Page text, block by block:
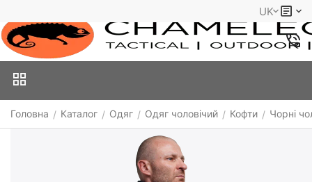
UK
Головна / Каталог / Одяг / Одяг чоловічий / Кофти / Чорні